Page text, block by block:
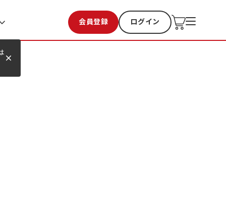
会員登録 ログイン
お気に入り 過去購入